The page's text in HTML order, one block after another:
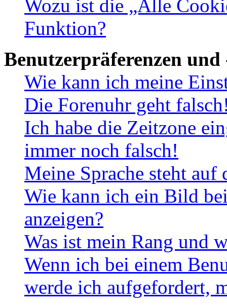
Wozu ist die „Alle
Funktion?
Benutzerpräferenzen und
Wie kann ich meine
Die Forenuhr geht
Ich habe die Zeitzone
immer noch falsch!
Meine Sprache steht
Wie kann ich ein Bild
anzeigen?
Was ist mein Rang und
Wenn ich bei einem
werde ich aufgefordert,